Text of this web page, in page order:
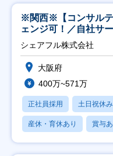
※関西※【コンサルテ
ェンジ可！／自社サ
シェアフル株式会社
大阪府
400万~571万
正社員採用 土日祝休み
産休・育休あり 賞与あ